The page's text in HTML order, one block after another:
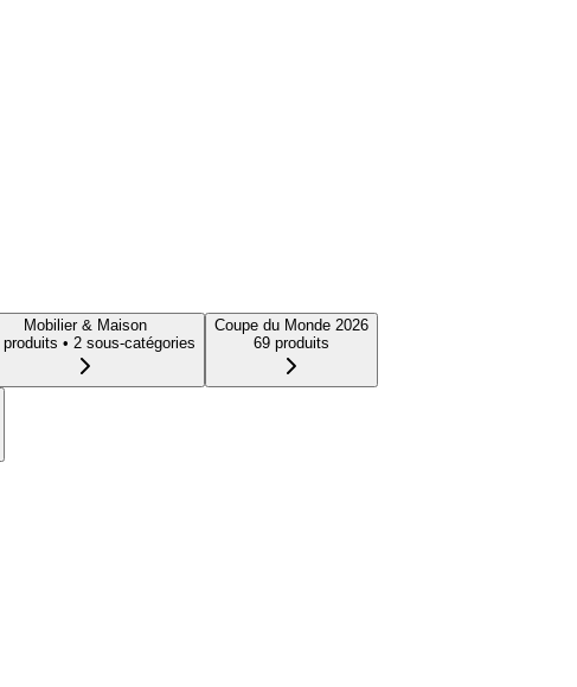
Mobilier & Maison
produits • 2 sous-catégories
Coupe du Monde 2026
69 produits